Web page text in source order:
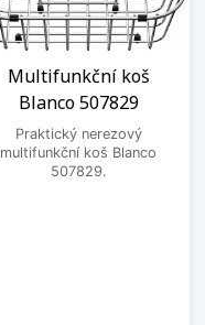
Multifunkční koš
Blanco 507829
Praktický nerezový
multifunkční koš Blanco
507829.